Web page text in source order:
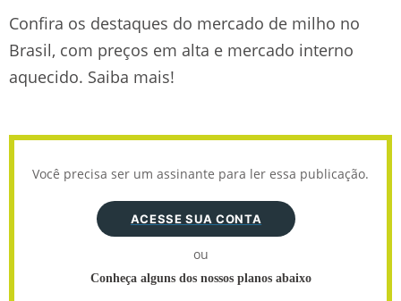
Confira os destaques do mercado de milho no
Brasil, com preços em alta e mercado interno
aquecido. Saiba mais!
Você precisa ser um assinante para ler essa publicação.
ACESSE SUA CONTA
ou
Conheça alguns dos nossos planos abaixo